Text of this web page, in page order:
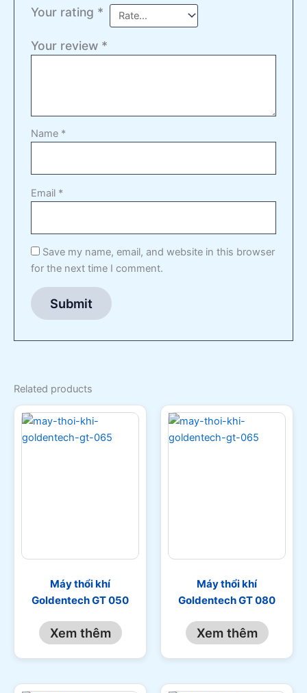
Your rating *
Your review *
Name *
Email *
Save my name, email, and website in this browser
for the next time I comment.
Related products
Máy thổi khí
Goldentech GT 050
Xem thêm
Máy thổi khí
Goldentech GT 080
Xem thêm